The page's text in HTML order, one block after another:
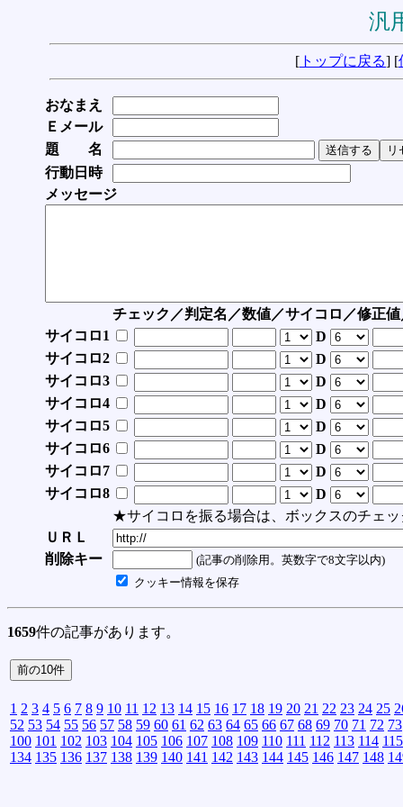
汎
[ トップに戻る] [
おなまえ
Ｅメール
題 名
行動日時
メッセージ
チェック／判定名／数値／サイコロ／修正
サイコロ1
D
サイコロ2
D
サイコロ3
D
サイコロ4
D
サイコロ5
D
サイコロ6
D
サイコロ7
D
サイコロ8
D
★サイコロを振る場合は、ボックスのチェッ
ＵＲＬ
削除キー
(記事の削除用。英数字で8文字以内)
クッキー情報を保存
1659件の記事があります。
1 2 3 4 5 6 7 8 9 10 11 12 13 14 15 16 17 18 19 20 21 22 23 24 25
52 53 54 55 56 57 58 59 60 61 62 63 64 65 66 67 68 69 70 71 72 73
100 101 102 103 104 105 106 107 108 109 110 111 112 113 114 115
134 135 136 137 138 139 140 141 142 143 144 145 146 147 148